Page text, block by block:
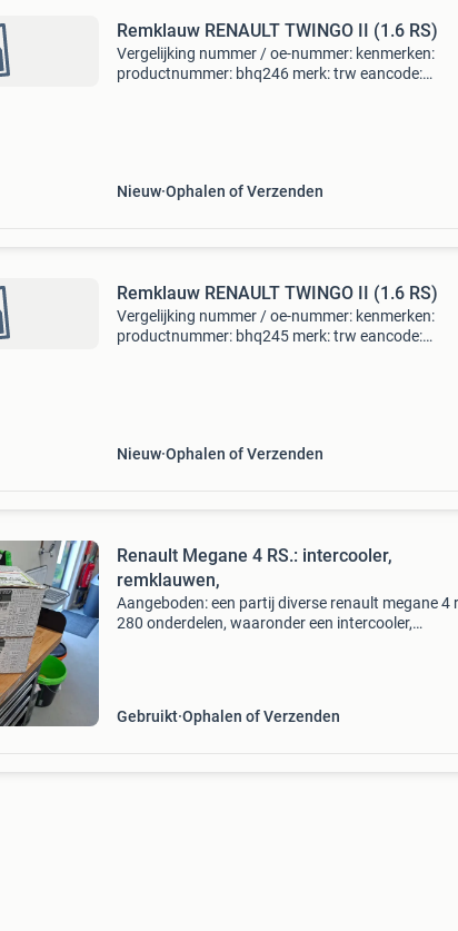
Remklauw RENAULT TWINGO II (1.6 RS)
Vergelijking nummer / oe-nummer: kenmerken:
productnummer: bhq246 merk: trw eancode:
Nieuw Ophalen of Verzenden
Remklauw RENAULT TWINGO II (1.6 RS)
Vergelijking nummer / oe-nummer: kenmerken:
productnummer: bhq245 merk: trw eancode:
Nieuw Ophalen of Verzenden
Renault Megane 4 RS.: intercooler,
remklauwen,
Aangeboden: een partij diverse renault megane 4
280 onderdelen, waaronder een intercooler,
Gebruikt Ophalen of Verzenden